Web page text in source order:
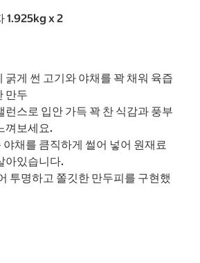
1.925kg x 2
굵게 썬 고기와 야채를 꽉 채워 육즙
만두
런스로 입안 가득 꽉 찬 식감과 풍부
껴보세요.
채를 큼직하게 썰어 넣어 원재료
아있습니다.
투명하고 쫄깃한 만두피를 구현했